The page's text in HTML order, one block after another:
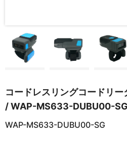
コードレスリングコードリ
/ WAP-MS633-DUBU00-SG
WAP-MS633-DUBU00-SG